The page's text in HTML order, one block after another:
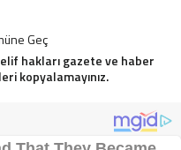
Geç
hakları gazete ve haber
kopyalamayınız.